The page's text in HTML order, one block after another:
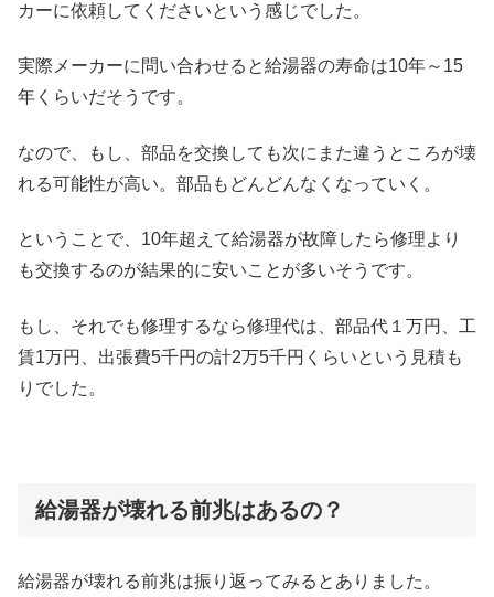
カーに依頼してくださいという感じでした。
実際メーカーに問い合わせると給湯器の寿命は10年～15
年くらいだそうです。
なので、もし、部品を交換しても次にまた違うところが壊
れる可能性が高い。部品もどんどんなくなっていく。
ということで、10年超えて給湯器が故障したら修理より
も交換するのが結果的に安いことが多いそうです。
もし、それでも修理するなら修理代は、部品代１万円、工
賃1万円、出張費5千円の計2万5千円くらいという見積も
りでした。
給湯器が壊れる前兆はあるの？
給湯器が壊れる前兆は振り返ってみるとありました。